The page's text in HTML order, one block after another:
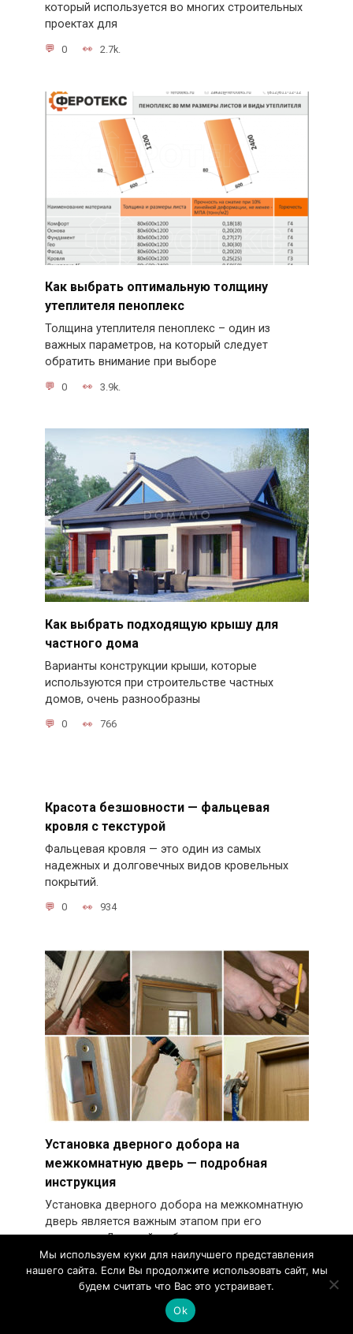
который используется во многих строительных
проектах для
0 2.7k.
Как выбрать оптимальную толщину
утеплителя пеноплекс
Толщина утеплителя пеноплекс – один из
важных параметров, на который следует
обратить внимание при выборе
0 3.9k.
Как выбрать подходящую крышу для
частного дома
Варианты конструкции крыши, которые
используются при строительстве частных
домов, очень разнообразны
0 766
Красота безшовности — фальцевая
кровля с текстурой
Фальцевая кровля — это один из самых
надежных и долговечных видов кровельных
покрытий.
0 934
Установка дверного добора на
межкомнатную дверь — подробная
инструкция
Установка дверного добора на межкомнатную
дверь является важным этапом при его
установке. Дверной добор
1k.
Мы используем куки для наилучшего представления
нашего сайта. Если Вы продолжите использовать сайт, мы
будем считать что Вас это устраивает.
Ok